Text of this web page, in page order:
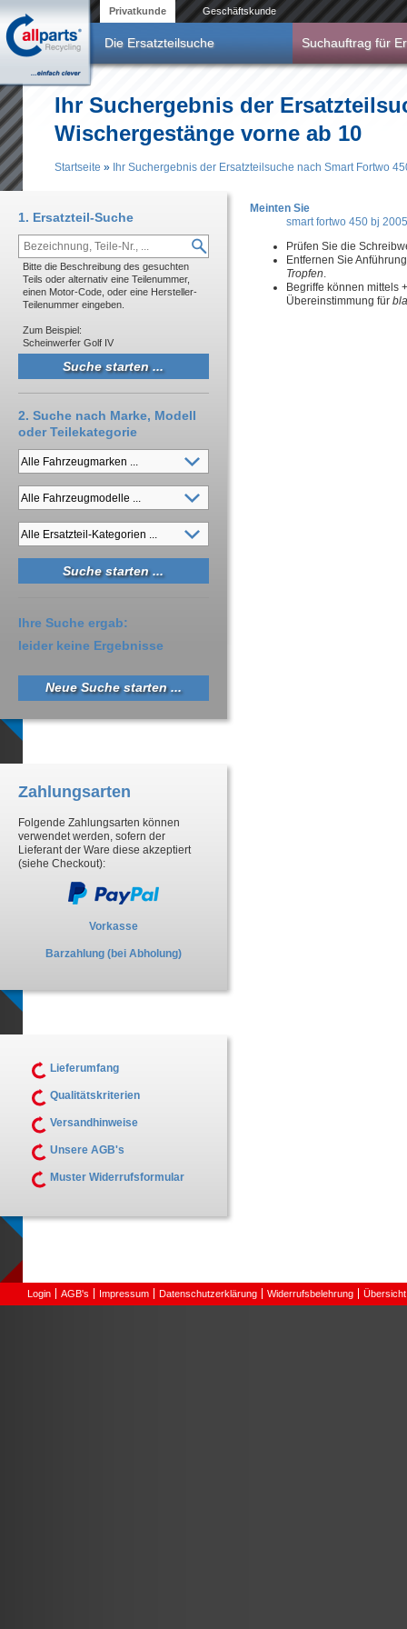
Privatkunde Geschäftskunde
Die Ersatzteilsuche Suchauftrag für
Ihr Suchergebnis der
Wischergestänge vorne ab 10
Startseite » Ihr Suchergebnis der Ersatzteilsuche nach Smart Fortwo
Meinten Sie
smart fortwo 450 bj
Prüfen Sie die
Entfernen Sie
Tropfen.
Begriffe können mittels
Übereinstimmung für
1. Ersatzteil-Suche
Bitte die Beschreibung des gesuchten
Teils oder alternativ eine Teilenummer,
einen Motor-Code, oder eine Hersteller-
Teilenummer eingeben.
Zum Beispiel:
Scheinwerfer Golf IV
2. Suche nach Marke, Modell
oder Teilekategorie
Ihre Suche ergab:
leider keine Ergebnisse
Neue Suche starten ...
Zahlungsarten
Folgende Zahlungsarten können
verwendet werden, sofern der
Lieferant der Ware diese akzeptiert
(siehe Checkout):
Vorkasse
Barzahlung (bei Abholung)
Lieferumfang
Qualitätskriterien
Versandhinweise
Unsere AGB's
Muster Widerrufsformular
Login AGB's Impressum Datenschutzerklärung Widerrufsbelehrung